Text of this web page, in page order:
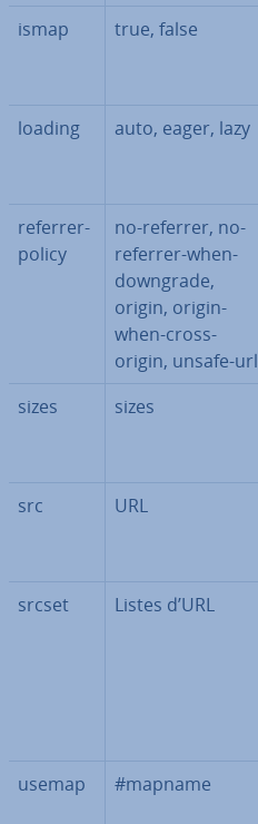
ismap
true, false
loading
auto, eager, lazy
re­fer­rer­
po­licy
no-referrer, no-
referrer-when-
downgrade,
origin, origin-
when-cross-
origin, unsafe-url
sizes sizes
src
URL
srcset
Listes d’URL
usemap
#mapname